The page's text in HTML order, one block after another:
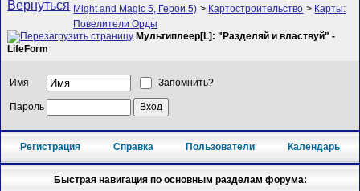
Might and Magic 5, Герои 5) > Картостроительство > Карты:
Повелители Орды
Мультиплеер[L]: "Разделяй и властвуй" -
LifeForm
Имя Запомнить?
Пароль
Регистрация Справка Пользователи Календарь
Быстрая навигация по основным разделам форума: